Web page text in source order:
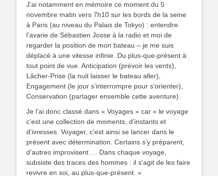
J’ai notamment en mémoire ce moment du 5
novembre matin vers 7h10 sur les bords de la seine
à Paris (au niveau du Palais de Tokyo) : entendre
l’avarie de Sébastien Josse à la radio et moi de
regarder la position de mon bateau – je me suis
déplacé à une vitesse infinie. Du plus-que-présent à
tout point de vue. Anticipation (prévoir les vents),
Lâcher-Prise (la nuit laisser le bateau aller),
Engagement (le jour s’interrompre pour s’orienter),
Conservation (partager ensemble cette aventure).
Je l’ai donc classé dans « Voyages » car « le voyage
c’est une collection de moments, d’instants et
d’ivresses. Voyager, c’est ainsi se lancer dans le
présent avec détermination. Certains s’y préparent,
d’autres improvisent … Dans chaque voyage,
subsiste des traces des hommes : il s’agit de les faire
revivre en soi, au plus-que-présent. »